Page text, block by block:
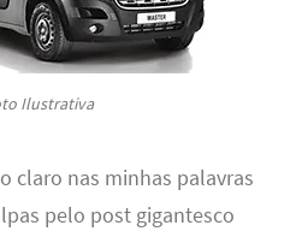
Ilustrativa
claro nas minhas palavras
pelo post gigantesco